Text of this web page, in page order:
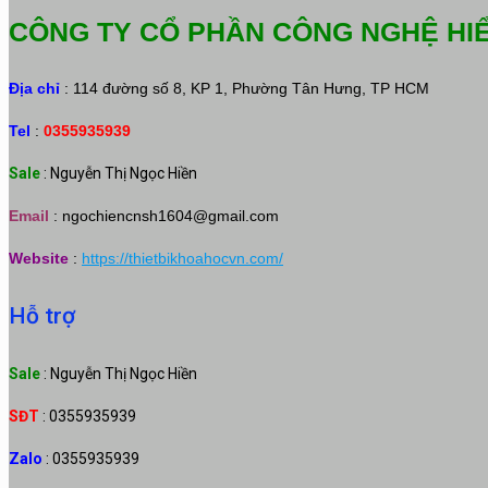
CÔNG TY CỔ PHẦN CÔNG NGHỆ
Địa chỉ : 114 đường số 8, KP 1, Phường Tân Hưng, TP HCM
Tel : 0355935939
Sale : Nguyễn Thị Ngọc Hiền
Email : ngochiencnsh1604@gmail.com
Website : https://thietbikhoahocvn.com/
Hỗ trợ
Sale : Nguyễn Thị Ngọc Hiền
SĐT : 0355935939
Zalo : 0355935939